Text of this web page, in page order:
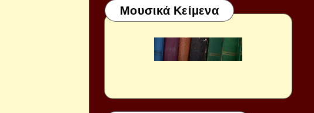
Μουσικά Κείμενα